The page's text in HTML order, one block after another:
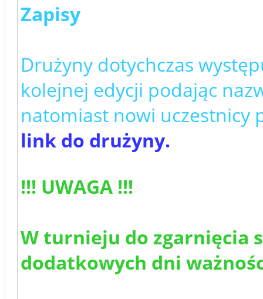
Zapisy
Drużyny dotychczas
kolejnej edycji podając
natomiast nowi uczestnicy
link do drużyny.
!!! UWAGA !!!
W turnieju do zgarnięcia
dodatkowych dni